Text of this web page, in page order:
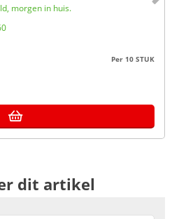
morgen in huis.
Per 10 STUK
dit artikel